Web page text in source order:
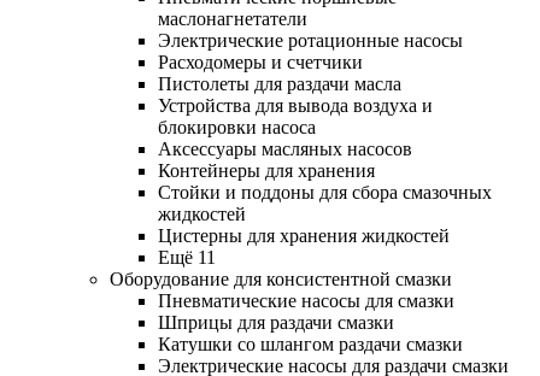
маслонагнетатели
Электрические ротационные насосы
Расходомеры и счетчики
Пистолеты для раздачи масла
Устройства для вывода воздуха и
блокировки насоса
Аксессуары масляных насосов
Контейнеры для хранения
Стойки и поддоны для сбора смазочных
жидкостей
Цистерны для хранения жидкостей
Ещё 11
Оборудование для консистентной смазки
Пневматические насосы для смазки
Шприцы для раздачи смазки
Катушки со шлангом раздачи смазки
Электрические насосы для раздачи смазки